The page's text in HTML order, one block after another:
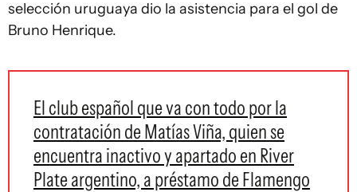
selección uruguaya dio la asistencia para el gol de
Bruno Henrique.
El club español que va con todo por la
contratación de Matías Viña, quien se
encuentra inactivo y apartado en River
Plate argentino, a préstamo de Flamengo